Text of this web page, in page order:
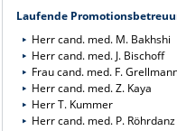
Laufende
Herr cand. med. M. Bakhshi
Herr cand. med. J. Bischoff
Frau cand. med. F.
Herr cand. med. Z. Kaya
Herr T. Kummer
Herr cand. med. P. Röhrdanz